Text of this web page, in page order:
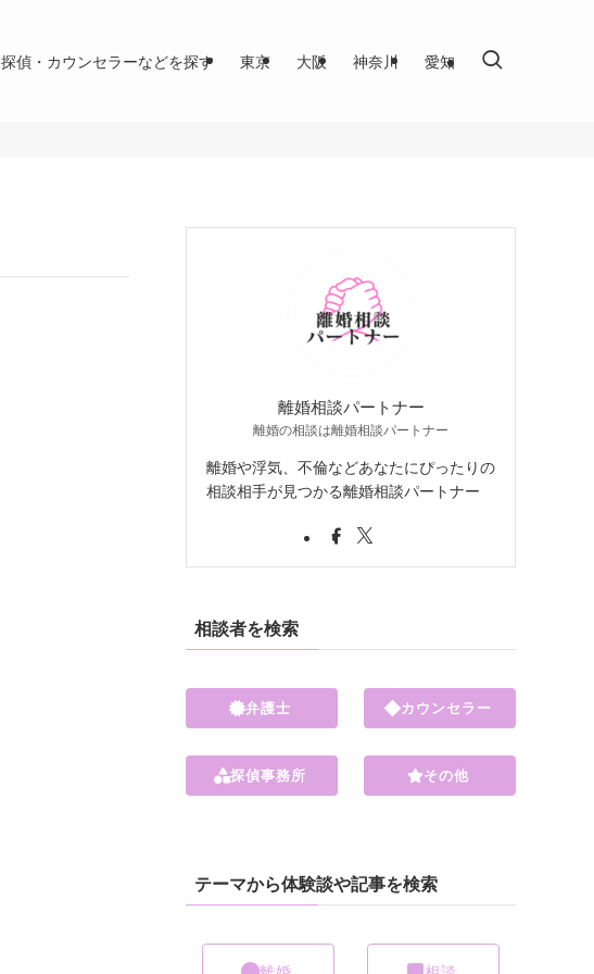
探偵・カウンセラーなどを探す 東京 大阪 神奈川 愛知
離婚相談パートナー
離婚の相談は離婚相談パートナー
離婚や浮気、不倫などあなたにぴったりの
相談相手が見つかる離婚相談パートナー
相談者を検索
弁護士
探偵事務所
カウンセラー
その他
テーマから体験談や記事を検索